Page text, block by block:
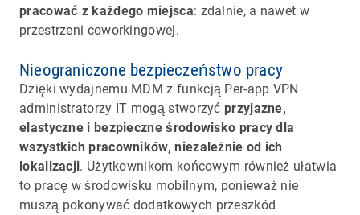
pracować z każdego miejsca: zdalnie, a nawet w
przestrzeni coworkingowej.
Nieograniczone bezpieczeństwo pracy
Dzięki wydajnemu MDM z funkcją Per-app VPN
administratorzy IT mogą stworzyć przyjazne,
elastyczne i bezpieczne środowisko pracy dla
wszystkich pracowników, niezależnie od ich
lokalizacji. Użytkownikom końcowym również ułatwia
to pracę w środowisku mobilnym, ponieważ nie
muszą pokonywać dodatkowych przeszkód